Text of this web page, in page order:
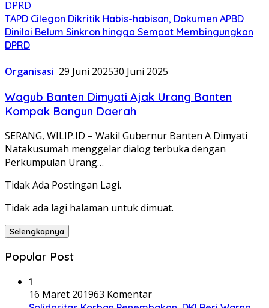
TAPD Cilegon Dikritik Habis-habisan, Dokumen APBD
Dinilai Belum Sinkron hingga Sempat Membingungkan
DPRD
Organisasi 29 Juni 202530 Juni 2025
Wagub Banten Dimyati Ajak Urang Banten
Kompak Bangun Daerah
SERANG, WILIP.ID – Wakil Gubernur Banten A Dimyati
Natakusumah menggelar dialog terbuka dengan
Perkumpulan Urang…
Tidak Ada Postingan Lagi.
Tidak ada lagi halaman untuk dimuat.
Selengkapnya
Popular Post
1
16 Maret 201963 Komentar